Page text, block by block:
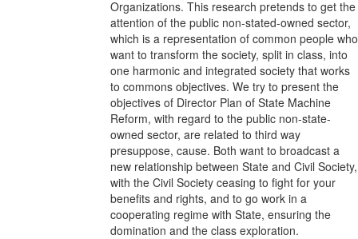
Organizations. This research pretends to get the
attention of the public non-stated-owned sector,
which is a representation of common people who
want to transform the society, split in class, into
one harmonic and integrated society that works
to commons objectives. We try to present the
objectives of Director Plan of State Machine
Reform, with regard to the public non-state-
owned sector, are related to third way
presuppose, cause. Both want to broadcast a
new relationship between State and Civil Society,
with the Civil Society ceasing to fight for your
benefits and rights, and to go work in a
cooperating regime with State, ensuring the
domination and the class exploration.